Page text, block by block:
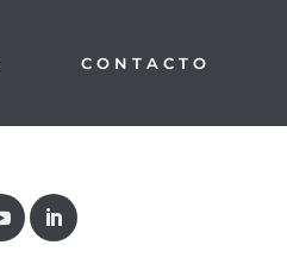
CONTACTO